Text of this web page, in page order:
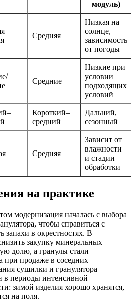
модуль)
—
Средняя
Низкая на
солнце,
зависимость
от погоды
Средние
Низкие при
условии
подходящих
условий
Короткий–
средний
Дальний,
сезонный
Средняя
Зависит от
влажности
и стадии
обработки
на практике
модернизация началась с выбора
чтобы справиться с
запахи в окрестностях. В
закупку минеральных
долю, а гранулы стали
при продаже в соседних
сушилки и гранулятора
в периоды интенсивной
зимой изделия хорошо хранятся,
на поля.